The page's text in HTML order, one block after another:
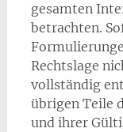
gesamten
betrachten.
Rechtslage
vollständig
übrigen Teile
und ihrer